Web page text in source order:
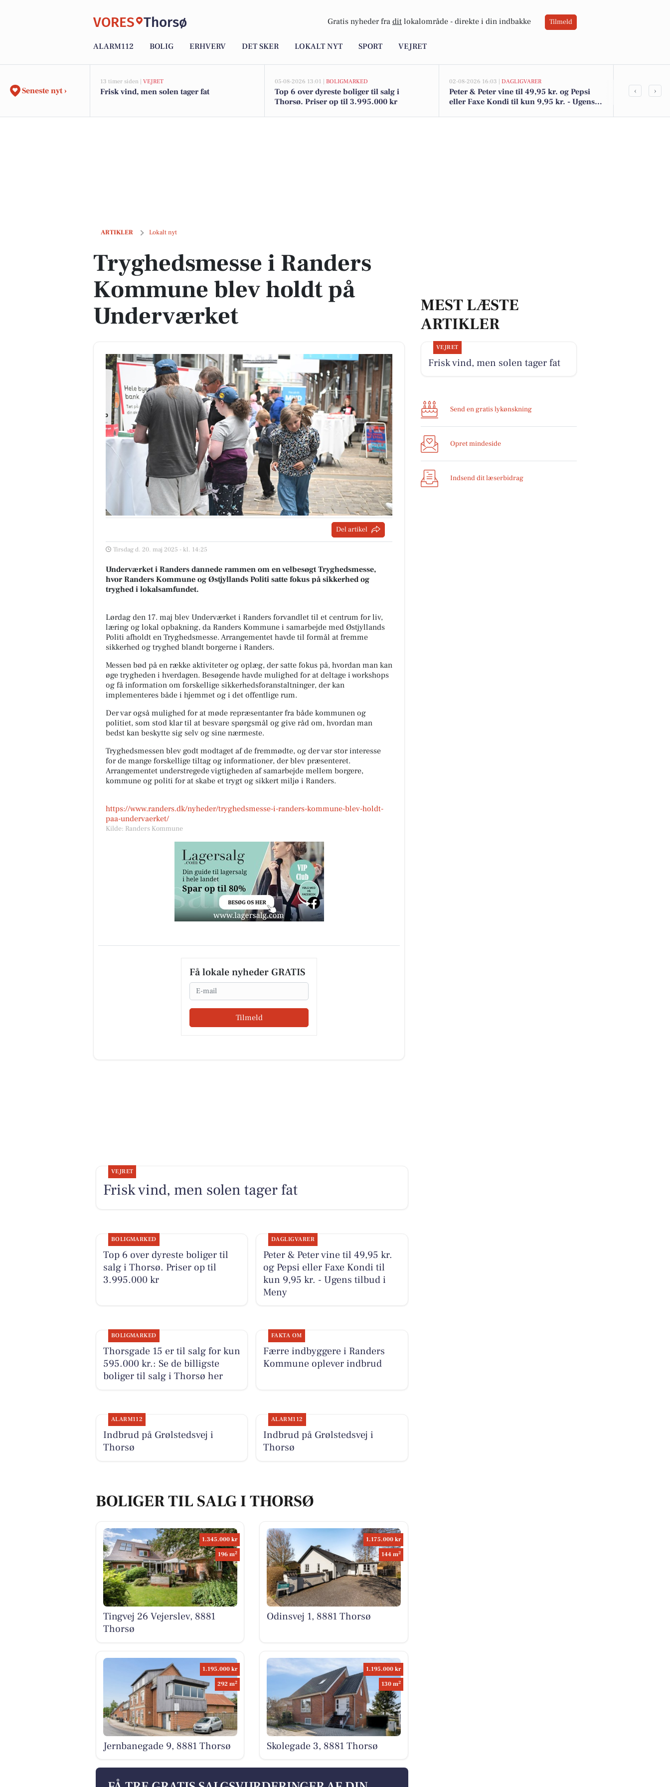
VORES Thorsø Gratis nyheder fra dit lokalområde - direkte i din indbakke Tilmeld
ALARM112 BOLIG ERHVERV DET SKER LOKALT NYT SPORT VEJRET
Seneste nyt ›
13 timer siden | VEJRET
Frisk vind, men solen tager fat
05-08-2026 13:01 | BOLIGMARKED
Top 6 over dyreste boliger til salg i
Thorsø. Priser op til 3.995.000 kr
02-08-2026 16:03 | DAGLIGVARER
Peter & Peter vine til 49,95 kr. og Pepsi
eller Faxe Kondi til kun 9,95 kr. - Ugens
Thorsgade
‹ ›
ARTIKLER Lokalt nyt
Tryghedsmesse i Randers Kommune blev holdt på Underværket
Tryghedsmesse i Randers
Kommune blev holdt på
Underværket
Del artikel
Tirsdag d. 20. maj 2025 - kl. 14:25
Underværket i Randers dannede rammen om en velbesøgt Tryghedsmesse,
hvor Randers Kommune og Østjyllands Politi satte fokus på sikkerhed og
tryghed i lokalsamfundet.
Lørdag den 17. maj blev Underværket i Randers forvandlet til et centrum for liv,
læring og lokal opbakning, da Randers Kommune i samarbejde med Østjyllands
Politi afholdt en Tryghedsmesse. Arrangementet havde til formål at fremme
sikkerhed og tryghed blandt borgerne i Randers.
Messen bød på en række aktiviteter og oplæg, der satte fokus på, hvordan man kan
øge trygheden i hverdagen. Besøgende havde mulighed for at deltage i workshops
og få information om forskellige sikkerhedsforanstaltninger, der kan
implementeres både i hjemmet og i det offentlige rum.
Der var også mulighed for at møde repræsentanter fra både kommunen og
politiet, som stod klar til at besvare spørgsmål og give råd om, hvordan man
bedst kan beskytte sig selv og sine nærmeste.
Tryghedsmessen blev godt modtaget af de fremmødte, og der var stor interesse
for de mange forskellige tiltag og informationer, der blev præsenteret.
Arrangementet understregede vigtigheden af samarbejde mellem borgere,
kommune og politi for at skabe et trygt og sikkert miljø i Randers.
https://www.randers.dk/nyheder/tryghedsmesse-i-randers-kommune-blev-holdt-
paa-undervaerket/
Kilde: Randers Kommune
Få lokale nyheder GRATIS
Email
Tilmeld
MEST LÆSTE
ARTIKLER
VEJRET
Frisk vind, men solen tager fat
Send en gratis lykønskning
Opret mindeside
Indsend dit læserbidrag
VEJRET
Frisk vind, men solen tager fat
BOLIGMARKED
Top 6 over dyreste boliger til
salg i Thorsø. Priser op til
3.995.000 kr
DAGLIGVARER
Peter & Peter vine til 49,95 kr.
og Pepsi eller Faxe Kondi til
kun 9,95 kr. - Ugens tilbud i
Meny
BOLIGMARKED
Thorsgade 15 er til salg for kun
595.000 kr.: Se de billigste
boliger til salg i Thorsø her
FAKTA OM
Færre indbyggere i Randers
Kommune oplever indbrud
ALARM112
Indbrud på Grølstedsvej i
Thorsø
ALARM112
Indbrud på Grølstedsvej i
Thorsø
BOLIGER TIL SALG I THORSØ
1.345.000 kr
196 m2
Tingvej 26 Vejerslev, 8881
Thorsø
1.175.000 kr
144 m2
Odinsvej 1, 8881 Thorsø
1.195.000 kr
292 m2
Jernbanegade 9, 8881 Thorsø
1.195.000 kr
130 m2
Skolegade 3, 8881 Thorsø